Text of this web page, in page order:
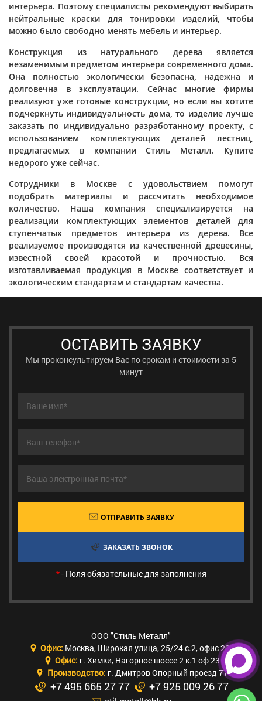
интерьера. Поэтому специалисты рекомендуют выбирать
нейтральные краски для тонировки изделий, чтобы
можно было свободно менять мебель и интерьер.
Конструкция из натурального дерева является
незаменимым предметом интерьера современного дома.
Она полностью экологически безопасна, надежна и
долговечна в эксплуатации. Сейчас многие фирмы
реализуют уже готовые конструкции, но если вы хотите
подчеркнуть индивидуальность дома, то изделие лучше
заказать по индивидуально разработанному проекту, с
использованием комплектующих деталей лестниц,
предлагаемых в компании Стиль Металл. Купите
недорого уже сейчас.
Сотрудники в Москве с удовольствием помогут
подобрать материалы и рассчитать необходимое
количество. Наша компания специализируется на
реализации комплектующих элементов деталей для
ступенчатых предметов интерьера из дерева. Все
реализуемое производятся из качественной древесины,
известной своей красотой и прочностью. Вся
изготавливаемая продукция в Москве соответствует и
экологическим стандартам и стандартам качества.
ОСТАВИТЬ ЗАЯВКУ
Мы проконсультируем Вас по срокам и стоимости за 5
минут
ОТПРАВИТЬ ЗАЯВКУ
ЗАКАЗАТЬ ЗВОНОК
*- Поля обязательные для заполнения
ООО "Стиль Металл"
Офис: Москва, Широкая улица, 25/24 с.2, офис 205
Офис: г. Химки, Нагорное шоссе 2 к.1 оф 23
Производство: г. Дмитров Опорный проезд 77
+7 495 665 27 77 +7 925 009 26 77